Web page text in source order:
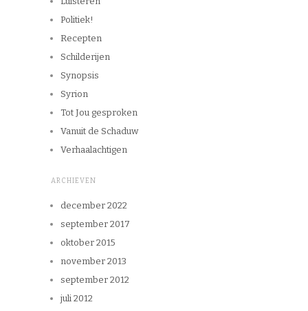
Politiek!
Recepten
Schilderijen
Synopsis
Syrion
Tot Jou gesproken
Vanuit de Schaduw
Verhaalachtigen
ARCHIEVEN
december 2022
september 2017
oktober 2015
november 2013
september 2012
juli 2012